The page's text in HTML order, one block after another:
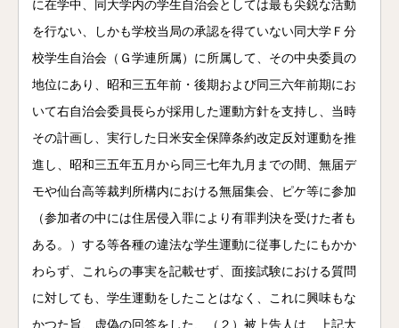
に在学中、同大学内の学生自治会としては最も尖鋭な活動
を行ない、しかも学校当局の承認を得ていない同大学Ｆ分
校学生自治会（Ｇ学連所属）に所属して、その中央委員の
地位にあり、昭和三五年前・後期および同三六年前期にお
いて右自治会委員長らが採用した運動方針を支持し、当時
その計画し、実行した日米安全保障条約改定反対運動を推
進し、昭和三五年五月から同三七年九月までの間、無届デ
モや仙台高等裁判所構内における無届集会、ピケ等に参加
（参加者の中には住居侵入罪により有罪判決を受けた者も
ある。）する等各種の違法な学生運動に従事したにもかか
わらず、これらの事実を記載せず、面接試験における質問
に対しても、学生運動をしたことはなく、これに興味もな
かつた旨、虚偽の回答をした、（２）被上告人は、上記大